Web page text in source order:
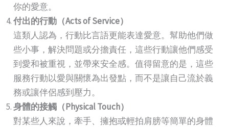
你的愛意。
付出的行動（Acts of Service）
這類人認為，行動比言語更能表達愛意。幫助他們做
些小事，解決問題或分擔責任，這些行動讓他們感受
到愛和被重視，並帶來安全感。值得留意的是，這些
服務行動以愛與關懷為出發點，而不是讓自己流於義
務或讓伴侶感到壓力。
身體的接觸（Physical Touch）
對某些人來說，牽手、擁抱或輕拍肩膀等簡單的身體